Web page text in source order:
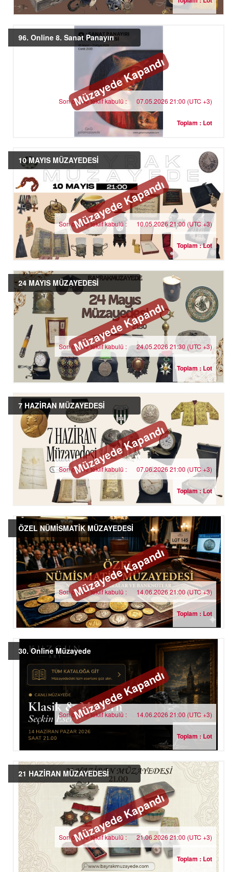
96. Online 8. Sanat Panayırı
Müzayede Kapandı
Son online teklif kabulü : 07.05.2026 21:00 (UTC +3)
Toplam : Lot
10 MAYIS MÜZAYEDESİ
Müzayede Kapandı
Son online teklif kabulü : 10.05.2026 21:00 (UTC +3)
Toplam : Lot
24 MAYIS MÜZAYEDESİ
Müzayede Kapandı
Son online teklif kabulü : 24.05.2026 21:30 (UTC +3)
Toplam : Lot
7 HAZİRAN MÜZAYEDESİ
Müzayede Kapandı
Son online teklif kabulü : 07.06.2026 21:00 (UTC +3)
Toplam : Lot
ÖZEL NÜMİSMATİK MÜZAYEDESİ
Müzayede Kapandı
Son online teklif kabulü : 14.06.2026 21:00 (UTC +3)
Toplam : Lot
30. Online Müzayede
Müzayede Kapandı
Son online teklif kabulü : 14.06.2026 21:00 (UTC +3)
Toplam : Lot
21 HAZİRAN MÜZAYEDESİ
Müzayede Kapandı
Son online teklif kabulü : 21.06.2026 21:00 (UTC +3)
Toplam : Lot